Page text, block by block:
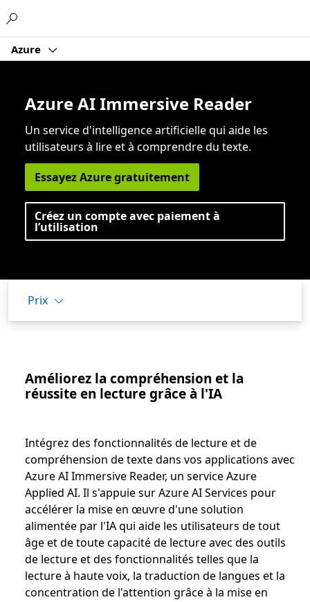
Azure
Azure AI Immersive Reader
Un service d'intelligence artificielle qui aide les
utilisateurs à lire et à comprendre du texte.
Essayez Azure gratuitement
Créez un compte avec paiement à
l’utilisation
Prix
Améliorez la compréhension et la
réussite en lecture grâce à l'IA
Intégrez des fonctionnalités de lecture et de
compréhension de texte dans vos applications avec
Azure AI Immersive Reader, un service Azure
Applied AI. Il s'appuie sur Azure AI Services pour
accélérer la mise en œuvre d'une solution
alimentée par l'IA qui aide les utilisateurs de tout
âge et de toute capacité de lecture avec des outils
de lecture et des fonctionnalités telles que la
lecture à haute voix, la traduction de langues et la
concentration de l'attention grâce à la mise en